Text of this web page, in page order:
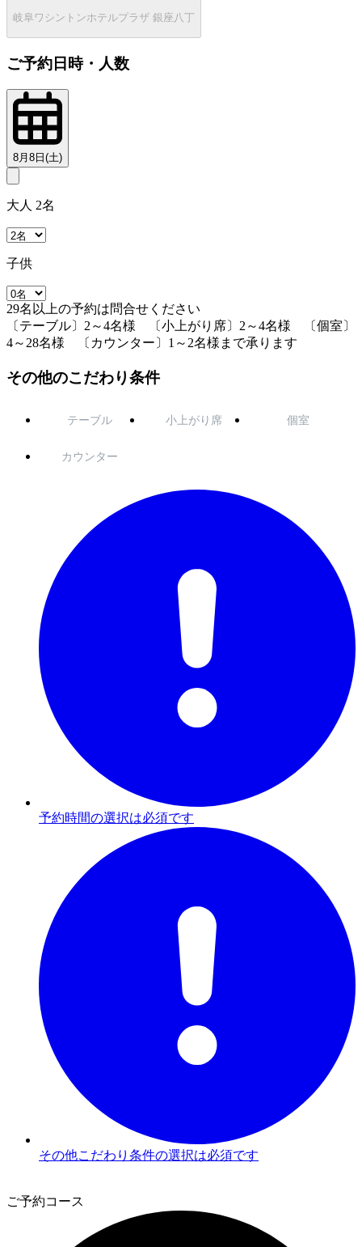
岐阜ワシントンホテルプラザ 銀座八丁
ご予約日時・人数
8月8日(土)
大人 2名
子供
29名以上の予約は問合せください
〔テーブル〕2～4名様 〔小上がり席〕2～4名様 〔個室〕
4～28名様 〔カウンター〕1～2名様まで承ります
その他のこだわり条件
テーブル 小上がり席 個室
カウンター
予約時間の選択は必須です
その他こだわり条件の選択は必須です
ご予約コース